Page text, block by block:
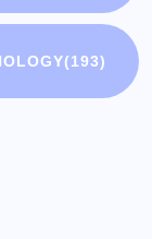
(193)